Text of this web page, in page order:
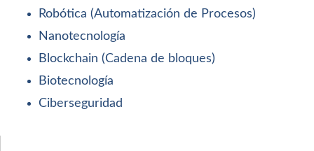
Robótica (Automatización de Procesos)
Nanotecnología
Blockchain (Cadena de bloques)
Biotecnología
Ciberseguridad